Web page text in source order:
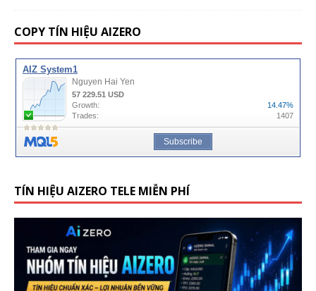
COPY TÍN HIỆU AIZERO
TÍN HIỆU AIZERO TELE MIỄN PHÍ